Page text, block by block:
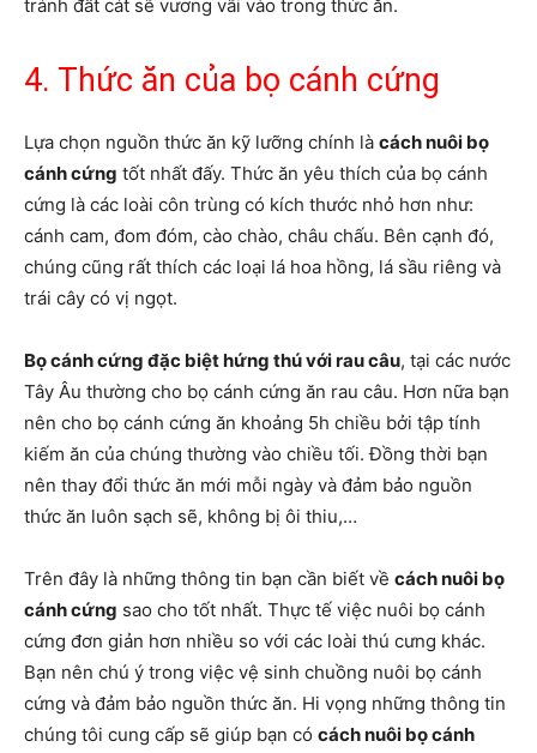
tránh đất cát sẽ vương vãi vào trong thức ăn.
4. Thức ăn của bọ cánh cứng
Lựa chọn nguồn thức ăn kỹ lưỡng chính là cách nuôi bọ
cánh cứng tốt nhất đấy. Thức ăn yêu thích của bọ cánh
cứng là các loài côn trùng có kích thước nhỏ hơn như:
cánh cam, đom đóm, cào chào, châu chấu. Bên cạnh đó,
chúng cũng rất thích các loại lá hoa hồng, lá sầu riêng và
trái cây có vị ngọt.
Bọ cánh cứng đặc biệt hứng thú với rau câu, tại các nước
Tây Âu thường cho bọ cánh cứng ăn rau câu. Hơn nữa bạn
nên cho bọ cánh cứng ăn khoảng 5h chiều bởi tập tính
kiếm ăn của chúng thường vào chiều tối. Đồng thời bạn
nên thay đổi thức ăn mới mỗi ngày và đảm bảo nguồn
thức ăn luôn sạch sẽ, không bị ôi thiu,…
Trên đây là những thông tin bạn cần biết về cách nuôi bọ
cánh cứng sao cho tốt nhất. Thực tế việc nuôi bọ cánh
cứng đơn giản hơn nhiều so với các loài thú cưng khác.
Bạn nên chú ý trong việc vệ sinh chuồng nuôi bọ cánh
cứng và đảm bảo nguồn thức ăn. Hi vọng những thông tin
chúng tôi cung cấp sẽ giúp bạn có cách nuôi bọ cánh